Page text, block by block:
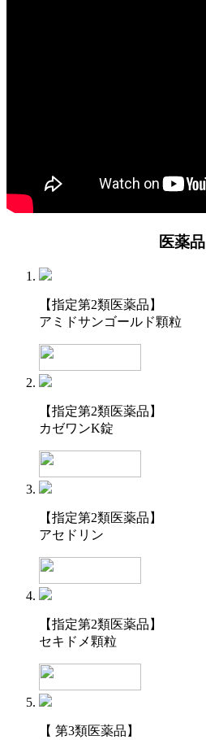
医薬品
【指定第2類医薬品】
アミドサンゴールド顆粒
【指定第2類医薬品】
カゼワンK錠
【指定第2類医薬品】
アセドリン
【指定第2類医薬品】
セキドメ顆粒
【 第3類医薬品】